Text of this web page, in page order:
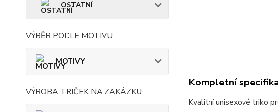
OSTATNÍ
VÝBĚR PODLE MOTIVU
MOTIVY
VÝROBA TRIČEK NA ZAKÁZKU
Kompletní
Kvalitní unisexové triko